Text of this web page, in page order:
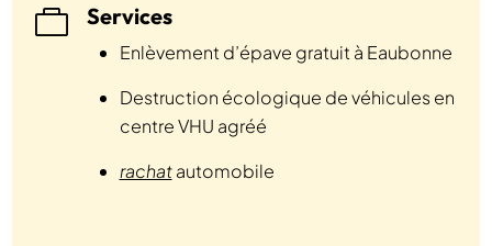
 Services
Enlèvement d’épave gratuit à Eaubonne
Destruction écologique de véhicules en
centre VHU agréé
rachatautomobile